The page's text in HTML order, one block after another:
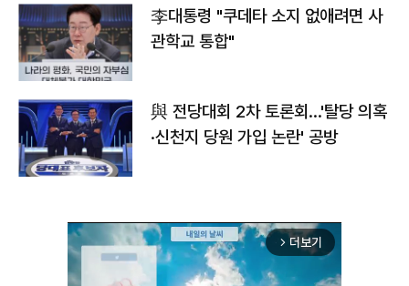
李대통령 "쿠데타 소지 없애려면 사
관학교 통합"
與 전당대회 2차 토론회…'탈당 의혹
·신천지 당원 가입 논란' 공방
arrow_forward_ios 더보기